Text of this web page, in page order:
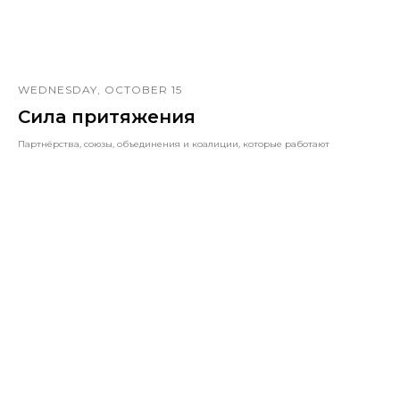
WEDNESDAY, OCTOBER 15
Сила притяжения
Партнёрства, союзы, объединения и коалиции, которые работают